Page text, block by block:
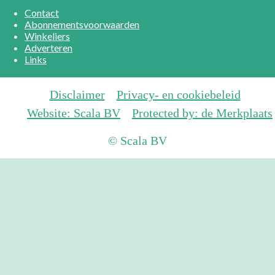
Contact
Abonnementsvoorwaarden
Winkeliers
Adverteren
Links
Disclaimer
Privacy- en cookiebeleid
Website: Scala BV
Protected by: de Merkplaats
© Scala BV